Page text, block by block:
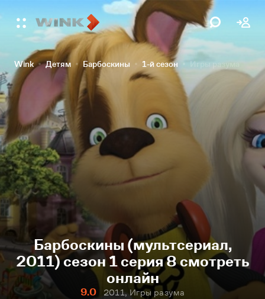
Wink Детям Барбоскины 1-й сезон Игры разума
Барбоскины (мультсериал,
2011) сезон 1 серия 8 смотреть
онлайн
9.0
2011, Игры разума